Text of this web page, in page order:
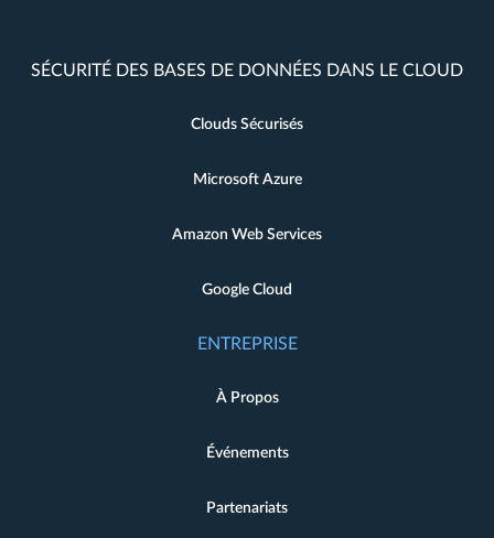
SÉCURITÉ DES BASES DE DONNÉES DANS LE CLOUD
Clouds Sécurisés
Microsoft Azure
Amazon Web Services
Google Cloud
ENTREPRISE
À Propos
Événements
Partenariats